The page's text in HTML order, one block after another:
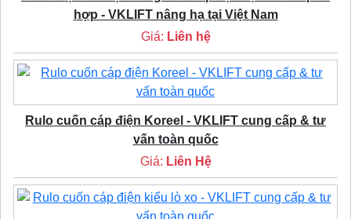
hợp - VKLIFT nâng hạ tại Việt Nam
Giá: Liên hệ
Rulo cuốn cáp điện Koreel - VKLIFT cung cấp & tư
vấn toàn quốc
Giá: Liên Hệ